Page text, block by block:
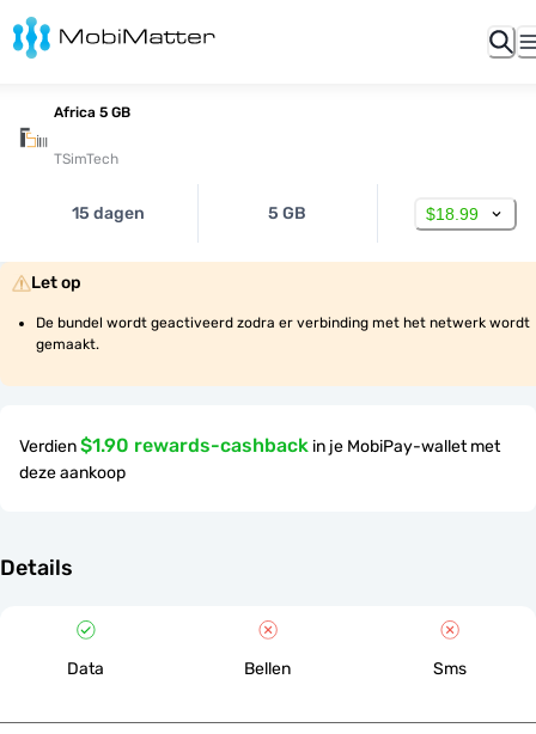
Africa 5 GB
TSimTech
15 dagen 5 GB $18.99
Let op
De bundel wordt geactiveerd zodra er verbinding met het netwerk wordt
gemaakt.
Verdien$1.90 rewards-cashback in je MobiPay-wallet met
deze aankoop
Details
Data Bellen Sms